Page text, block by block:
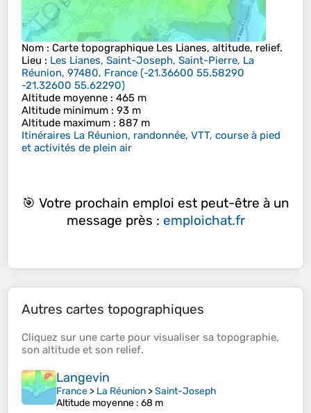
Nom : Carte topographique Les Lianes, altitude, relief.
Lieu : Les Lianes, Saint-Joseph, Saint-Pierre, La
Réunion, 97480, France (-21.36600 55.58290
-21.32600 55.62290)
Altitude moyenne : 465 m
Altitude minimum : 93 m
Altitude maximum : 887 m
Itinéraires La Réunion, randonnée, VTT, course à pied
et activités de plein air
🎯 Votre prochain emploi est peut-être à un
message près : emploichat.fr
Autres cartes topographiques
Cliquez sur une carte pour visualiser sa topographie,
son altitude et son relief.
Langevin
France > La Réunion >Saint-Joseph
Altitude moyenne : 68 m